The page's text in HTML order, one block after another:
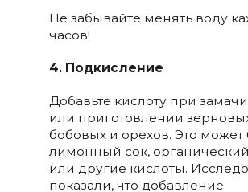
Не забывайте менять воду
часов!
4. Подкисление
Добавьте кислоту при
или приготовлении
бобовых и орехов. Это может
лимонный сок, органический
или другие кислоты.
показали, что добавление